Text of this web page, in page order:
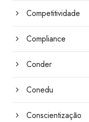
Competitividade
Compliance
Conder
Conedu
Conscientização